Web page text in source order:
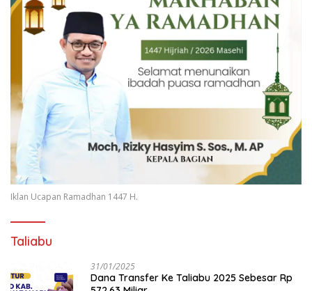
Iklan Ucapan Ramadhan 1447 H.
Taliabu
31/01/2025
Dana Transfer Ke Taliabu 2025 Sebesar Rp